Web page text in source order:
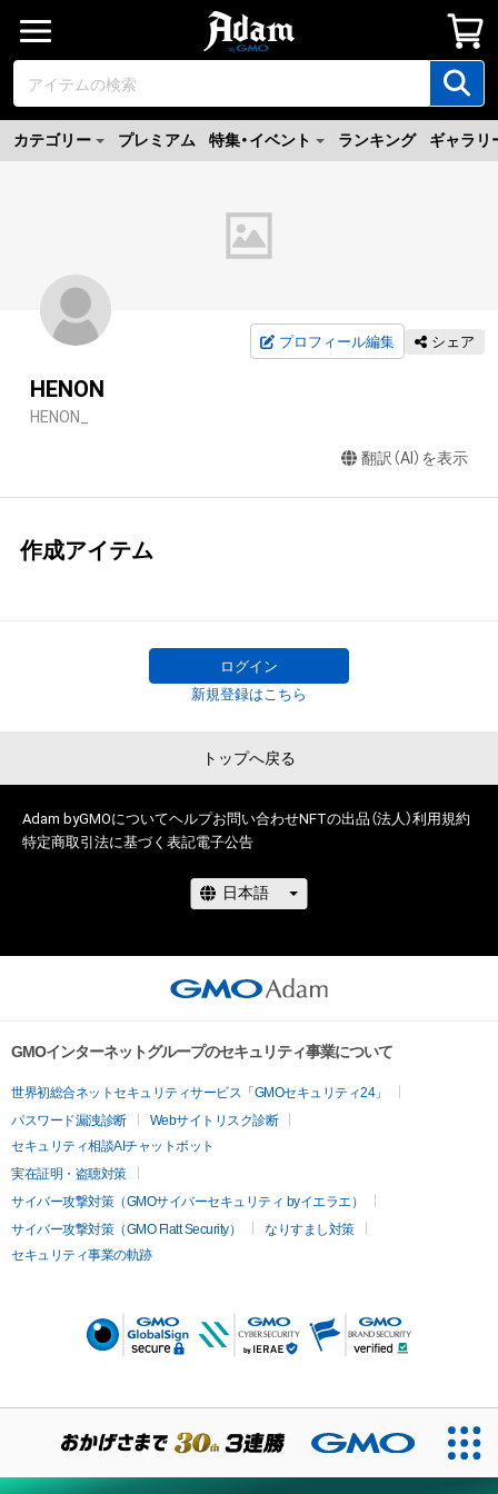
カテゴリー プレミアム 特集・イベント ランキング ギャラリ
プロフィール編集 シェア
HENON
HENON_
翻訳（AI）を表示
作成アイテム
ログイン
新規登録はこちら
トップへ戻る
Adam byGMOについてヘルプお問い合わせNFTの出品（法人）利用規約
特定商取引法に基づく表記電子公告
GMOインターネットグループのセキュリティ事業について
世界初総合ネットセキュリティサービス「GMOセキュリティ24」
パスワード漏洩診断
Webサイトリスク診断
セキュリティ相談AIチャットボット
実在証明・盗聴対策
サイバー攻撃対策（GMOサイバーセキュリティ byイエラエ）
サイバー攻撃対策（GMO Flatt Security）
なりすまし対策
セキュリティ事業の軌跡